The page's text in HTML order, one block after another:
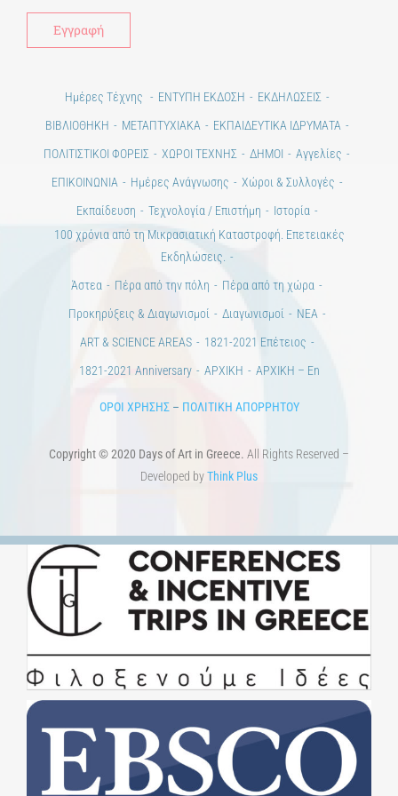
Ημέρες Τέχνης ΕΝΤΥΠΗ ΕΚΔΟΣΗ
ΕΚΔΗΛΩΣΕΙΣ
ΒΙΒΛΙΟΘΗΚΗ
ΜΕΤΑΠΤΥΧΙΑΚΑ
ΕΚΠΑΙΔΕΥΤΙΚΑ ΙΔΡΥΜΑΤΑ
ΠΟΛΙΤΙΣΤΙΚΟΙ ΦΟΡΕΙΣ
ΧΩΡΟΙ ΤΕΧΝΗΣ ΔΗΜΟΙ
Αγγελίες
ΕΠΙΚΟΙΝΩΝΙΑ
Ημέρες Ανάγνωσης
Χώροι & Συλλογές
Εκπαίδευση
Τεχνολογία / Επιστήμη
Ιστορία
100 χρόνια από τη Μικρασιατική Καταστροφή. Επετειακές
Εκδηλώσεις.
Άστεα
Πέρα από την πόλη
Πέρα από τη χώρα
Προκηρύξεις & Διαγωνισμοί
Διαγωνισμοί
ΝΕΑ
ART & SCIENCE AREAS
1821-2021 Επέτειος
1821-2021 Anniversary
ΑΡΧΙΚΗ ΑΡΧΙΚΗ – En
ΟΡΟΙ ΧΡΗΣΗΣ– ΠΟΛΙΤΙΚΗ ΑΠΟΡΡΗΤΟΥ
Copyright © 2020 Days of Art in Greece. All Rights Reserved –
Developed byThink Plus